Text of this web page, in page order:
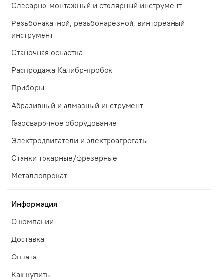
Слесарно-монтажный и столярный инструмент
Резьбонакатной, резьбонарезной, винторезный
инструмент
Станочная оснастка
Распродажа Калибр-пробок
Приборы
Абразивный и алмазный инструмент
Газосварочное оборудование
Электродвигатели и электроагрегаты
Станки токарные/фрезерные
Металлопрокат
Информация
О компании
Доставка
Оплата
Как купить